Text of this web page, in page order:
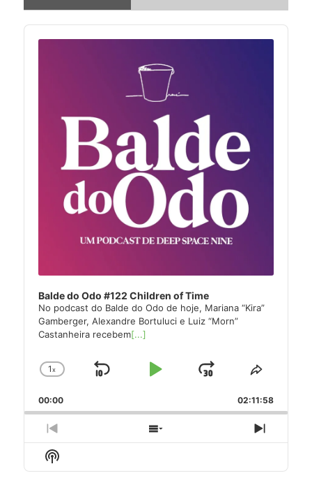
Audio
Player
Balde do Odo #122 Children of Time
No podcast do Balde do Odo de hoje, Mariana “Kira”
Gamberger, Alexandre Bortuluci e Luiz “Morn”
Castanheira recebem[...]
Change
Rate
1x
Skip
Play
Jump
Forward
Share
Episode
00:00 02:11:58
Previous
Episode
Show
Episodes
Next
Episode
Show
Podcast